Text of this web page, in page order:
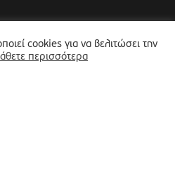
cookies για να βελιτώσει την
περισσότερα